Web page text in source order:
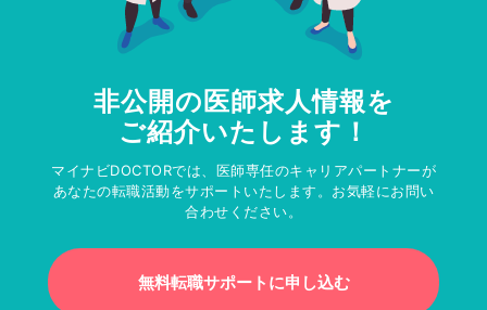
非公開の医師求人情報を
ご紹介いたします！
マイナビDOCTORでは、医師専任のキャリアパートナーが
あなたの転職活動をサポートいたします。お気軽にお問い
合わせください。
無料転職サポートに申し込む